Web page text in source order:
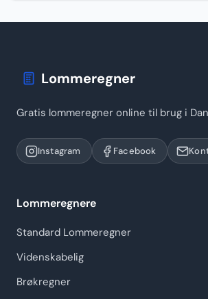
Lommeregner
Gratis lommeregner online til brug i
Instagram Facebook
Lommeregnere
Standard Lommeregner
Videnskabelig
Brøkregner